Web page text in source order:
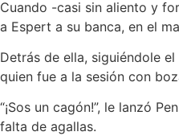
Cuando -casi sin aliento y
a Espert a su banca, en el
Detrás de ella, siguiéndole
quien fue a la sesión con
“¡Sos un cagón!”, le lanzó
falta de agallas.